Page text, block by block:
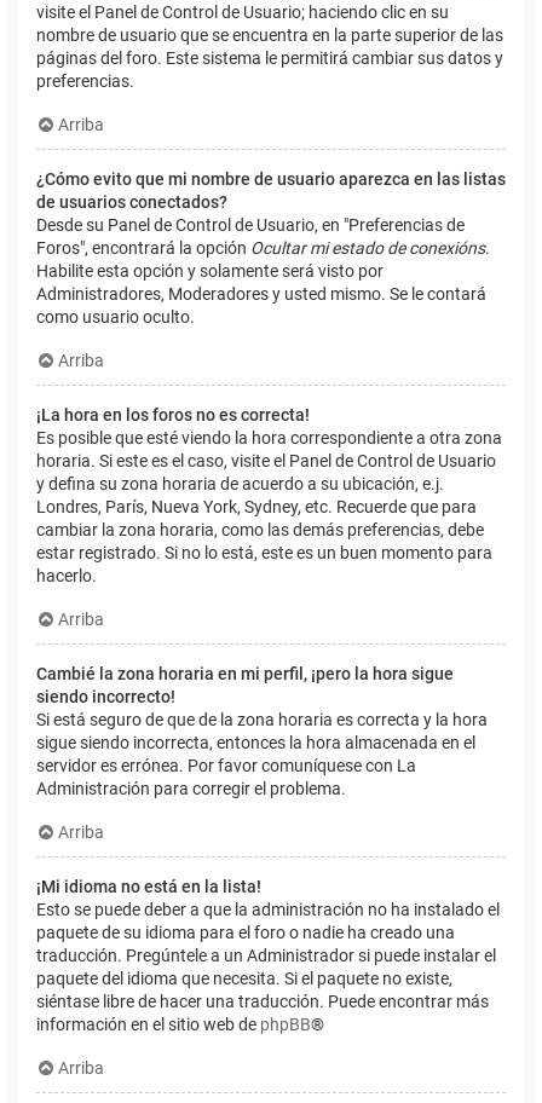
visite el Panel de Control de Usuario; haciendo clic en su
nombre de usuario que se encuentra en la parte superior de las
páginas del foro. Este sistema le permitirá cambiar sus datos y
preferencias.
Arriba
¿Cómo evito que mi nombre de usuario aparezca en las listas
de usuarios conectados?
Desde su Panel de Control de Usuario, en "Preferencias de
Foros", encontrará la opción Ocultar mi estado de conexións.
Habilite esta opción y solamente será visto por
Administradores, Moderadores y usted mismo. Se le contará
como usuario oculto.
Arriba
¡La hora en los foros no es correcta!
Es posible que esté viendo la hora correspondiente a otra zona
horaria. Si este es el caso, visite el Panel de Control de Usuario
y defina su zona horaria de acuerdo a su ubicación, e.j.
Londres, París, Nueva York, Sydney, etc. Recuerde que para
cambiar la zona horaria, como las demás preferencias, debe
estar registrado. Si no lo está, este es un buen momento para
hacerlo.
Arriba
Cambié la zona horaria en mi perfil, ¡pero la hora sigue
siendo incorrecto!
Si está seguro de que de la zona horaria es correcta y la hora
sigue siendo incorrecta, entonces la hora almacenada en el
servidor es errónea. Por favor comuníquese con La
Administración para corregir el problema.
Arriba
¡Mi idioma no está en la lista!
Esto se puede deber a que la administración no ha instalado el
paquete de su idioma para el foro o nadie ha creado una
traducción. Pregúntele a un Administrador si puede instalar el
paquete del idioma que necesita. Si el paquete no existe,
siéntase libre de hacer una traducción. Puede encontrar más
información en el sitio web de phpBB®
Arriba